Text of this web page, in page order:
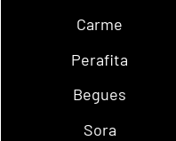
Carme
Perafita
Begues
Sora